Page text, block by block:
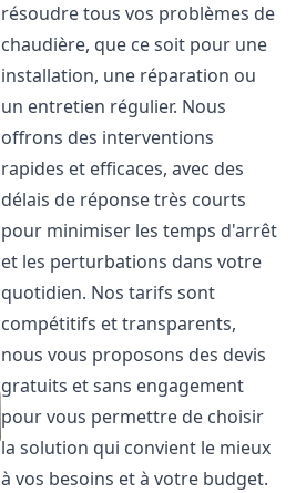
résoudre tous vos problèmes de
chaudière, que ce soit pour une
installation, une réparation ou
un entretien régulier. Nous
offrons des interventions
rapides et efficaces, avec des
délais de réponse très courts
pour minimiser les temps d'arrêt
et les perturbations dans votre
quotidien. Nos tarifs sont
compétitifs et transparents,
nous vous proposons des devis
gratuits et sans engagement
pour vous permettre de choisir
la solution qui convient le mieux
à vos besoins et à votre budget.